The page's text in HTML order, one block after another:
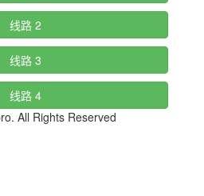
线路 2
线路 3
线路 4
All Rights Reserved